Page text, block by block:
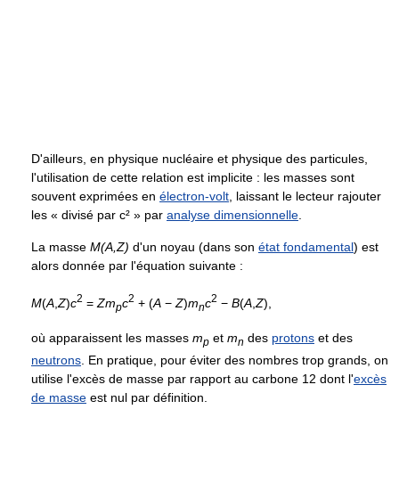
D'ailleurs, en physique nucléaire et physique des particules,
l'utilisation de cette relation est implicite : les masses sont
souvent exprimées en électron-volt , laissant le lecteur rajouter
les « divisé par c² » par analyse dimensionnelle
La masse M(A,Z) d'un noyau (dans son état fondamental) est
alors donnée par l'équation suivante :
M(A Z)c2 = Zmpc2 + (A − Z)mnc2 − B(A Z)
où apparaissent les masses mp et mn des protons et des
neutrons. En pratique, pour éviter des nombres trop grands, on
utilise l'excès de masse par rapport au carbone 12 dont l'excès
de masse est nul par définition.